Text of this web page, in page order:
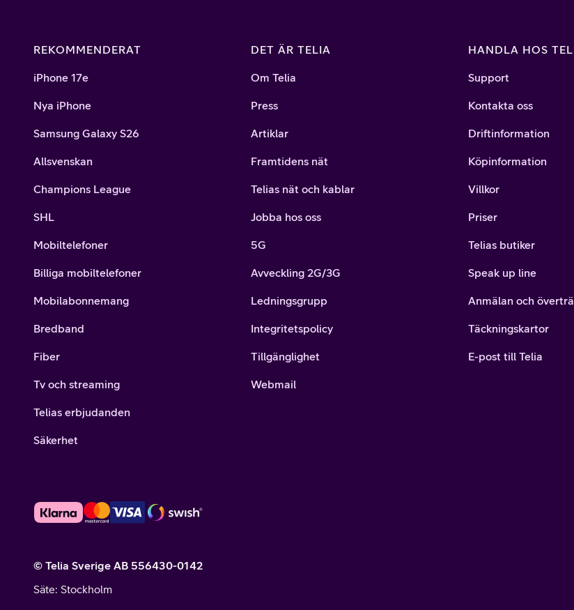
REKOMMENDERAT
iPhone 17e
Nya iPhone
Samsung Galaxy S26
Allsvenskan
Champions League
SHL
Mobiltelefoner
Billiga mobiltelefoner
Mobilabonnemang
Bredband
Fiber
Tv och streaming
Telias erbjudanden
Säkerhet
DET ÄR TELIA
Om Telia
Press
Artiklar
Framtidens nät
Telias nät och kablar
Jobba hos oss
5G
Avveckling 2G/3G
Ledningsgrupp
Integritetspolicy
Tillgänglighet
Webmail
HANDLA HOS
Support
Kontakta oss
Driftinformation
Köpinformation
Villkor
Priser
Telias butiker
Speak up line
Anmälan och
Täckningskartor
E-post till Telia
© Telia Sverige AB 556430-0142
Säte: Stockholm